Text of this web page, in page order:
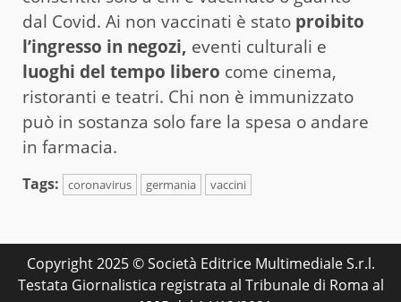
dal Covid. Ai non vaccinati è stato proibito
l’ingresso in negozi, eventi culturali e
luoghi del tempo libero come cinema,
ristoranti e teatri. Chi non è immunizzato
può in sostanza solo fare la spesa o andare
in farmacia.
Tags: coronavirus germania vaccini
Copyright 2025 © Società Editrice Multimediale S.r.l.
Testata Giornalistica registrata al Tribunale di Roma al